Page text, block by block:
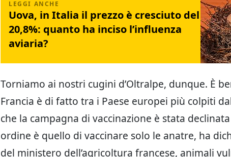
Uova, in Italia il prezzo è cresciuto del
20,8%: quanto ha inciso l’influenza
aviaria?
Torniamo ai nostri cugini d’Oltralpe, dunque. È
Francia è di fatto tra i Paese europei più colpiti
che la campagna di vaccinazione è stata
ordine è quello di vaccinare solo le anatre, ha
del ministero dell’agricoltura francese, animali